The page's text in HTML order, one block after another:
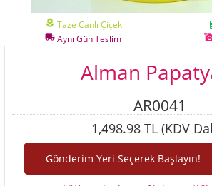
local_florist Taze Canlı Çiçek
local_shipping Aynı Gün Teslim
Alman
AR0041
1,498.98 TL (KDV